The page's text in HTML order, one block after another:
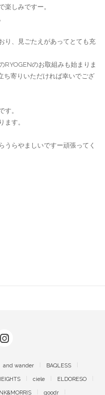
楽しみですー。
り、見ごたえがあってとても充
のお取組みも始まりま
ち寄りいただければ幸いでござ
す。
ます。
うらやましいですー頑張ってく
and wander BAQLESS
ciele ELDORESO
goodr